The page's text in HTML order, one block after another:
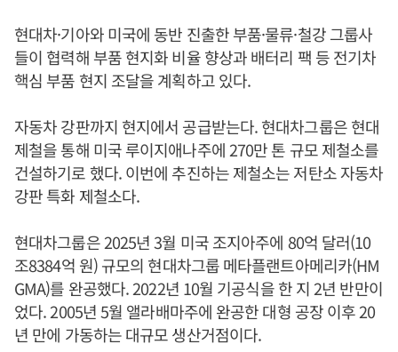
현대차·기아와 미국에 동반 진출한 부품·물류·철강 그룹사
들이 협력해 부품 현지화 비율 향상과 배터리 팩 등 전기차
핵심 부품 현지 조달을 계획하고 있다.
자동차 강판까지 현지에서 공급받는다. 현대차그룹은 현대
제철을 통해 미국 루이지애나주에 270만 톤 규모 제철소를
건설하기로 했다. 이번에 추진하는 제철소는 저탄소 자동차
강판 특화 제철소다.
현대차그룹은 2025년 3월 미국 조지아주에 80억 달러(10
조8384억 원) 규모의 현대차그룹 메타플랜트아메리카(HM
GMA)를 완공했다. 2022년 10월 기공식을 한 지 2년 반만이
었다. 2005년 5월 앨라배마주에 완공한 대형 공장 이후 20
년 만에 가동하는 대규모 생산거점이다.